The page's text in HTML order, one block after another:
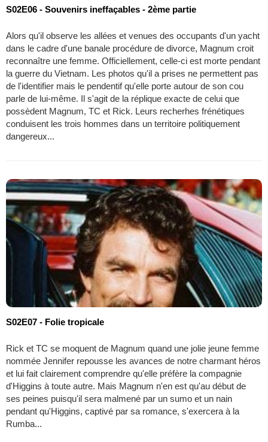
S02E06 - Souvenirs ineffaçables - 2ème partie
Alors qu'il observe les allées et venues des occupants d'un yacht
dans le cadre d'une banale procédure de divorce, Magnum croit
reconnaître une femme. Officiellement, celle-ci est morte pendant
la guerre du Vietnam. Les photos qu'il a prises ne permettent pas
de l'identifier mais le pendentif qu'elle porte autour de son cou
parle de lui-même. Il s'agit de la réplique exacte de celui que
possèdent Magnum, TC et Rick. Leurs recherhes frénétiques
conduisent les trois hommes dans un territoire politiquement
dangereux...
S02E07 - Folie tropicale
Rick et TC se moquent de Magnum quand une jolie jeune femme
nommée Jennifer repousse les avances de notre charmant héros
et lui fait clairement comprendre qu'elle préfère la compagnie
d'Higgins à toute autre. Mais Magnum n'en est qu'au début de
ses peines puisqu'il sera malmené par un sumo et un nain
pendant qu'Higgins, captivé par sa romance, s'exercera à la
Rumba...